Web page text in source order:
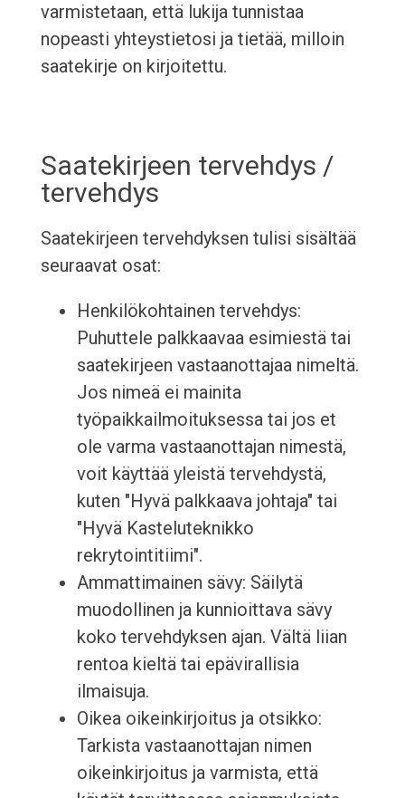
varmistetaan, että lukija tunnistaa
nopeasti yhteystietosi ja tietää, milloin
saatekirje on kirjoitettu.
Saatekirjeen tervehdys /
tervehdys
Saatekirjeen tervehdyksen tulisi sisältää
seuraavat osat:
Henkilökohtainen tervehdys:
Puhuttele palkkaavaa esimiestä tai
saatekirjeen vastaanottajaa nimeltä.
Jos nimeä ei mainita
työpaikkailmoituksessa tai jos et
ole varma vastaanottajan nimestä,
voit käyttää yleistä tervehdystä,
kuten "Hyvä palkkaava johtaja" tai
"Hyvä Kasteluteknikko
rekrytointitiimi".
Ammattimainen sävy: Säilytä
muodollinen ja kunnioittava sävy
koko tervehdyksen ajan. Vältä liian
rentoa kieltä tai epävirallisia
ilmaisuja.
Oikea oikeinkirjoitus ja otsikko:
Tarkista vastaanottajan nimen
oikeinkirjoitus ja varmista, että